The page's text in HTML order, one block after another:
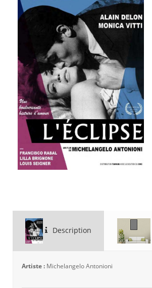
Description
Artiste : Michelangelo Antonioni